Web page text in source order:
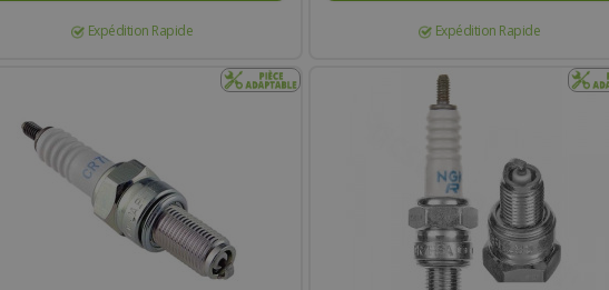
Expédition Rapide Expédition Rapide